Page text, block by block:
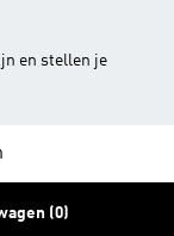
en stellen je
(0)